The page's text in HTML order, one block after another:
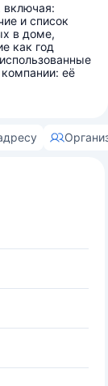
и список
в доме,
как год
её